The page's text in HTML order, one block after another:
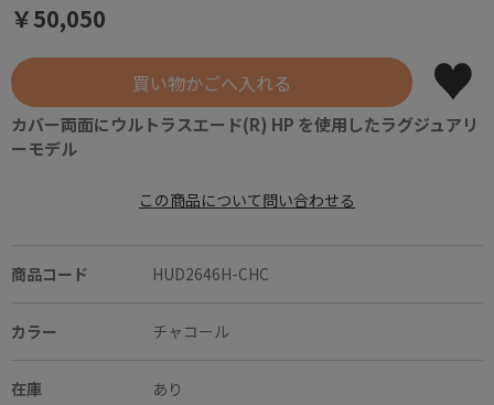
カバー両面にウルトラスエード(R) HP を使用したラグジュアリ
ーモデル
￥50,050
商品コード HUD2646H-CHC
カラー チャコール
在庫 あり
この商品について問い合わせる